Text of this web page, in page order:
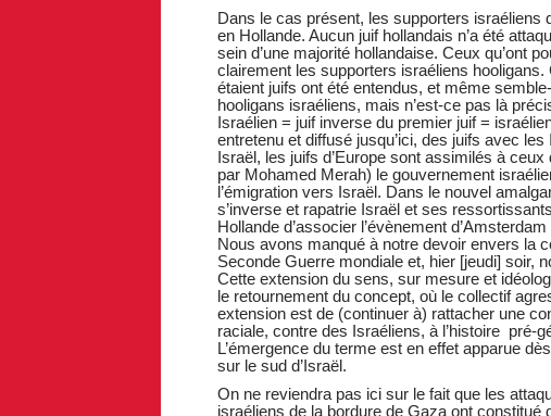
Dans le cas présent, les supporters
en Hollande. Aucun juif hollandais n’a été
sein d’une majorité hollandaise. Ceux qu’ont
clairement les supporters israéliens
étaient juifs ont été entendus, et même
hooligans israéliens, mais n’est-ce pas là
Israélien = juif inverse du premier juif =
entretenu et diffusé jusqu’ici, des juifs avec
Israël, les juifs d’Europe sont assimilés à
par Mohamed Merah) le gouvernement
l’émigration vers Israël. Dans le nouvel
s’inverse et rapatrie Israël et ses
Hollande d’associer l’évènement
Nous avons manqué à notre devoir envers la
Seconde Guerre mondiale et, hier [jeudi] soir,
Cette extension du sens, sur mesure et
le retournement du concept, où le collectif
extension est de (continuer à) rattacher une
raciale, contre des Israéliens, à l’histoire pré-
L’émergence du terme est en effet apparue
sur le sud d’Israël.
On ne reviendra pas ici sur le fait que les
israéliens de la bordure de Gaza ont constitué